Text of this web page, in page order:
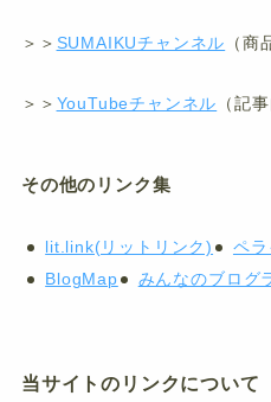
＞＞ SUMAIKUチャンネル （商
＞＞ YouTubeチャンネル （記
その他のリンク集
lit.link(リットリンク) ペラ
BlogMap
みんなのブログ
当サイトのリンクについて